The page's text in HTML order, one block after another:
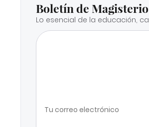
Boletín de Magisterio
Lo esencial de la educación,